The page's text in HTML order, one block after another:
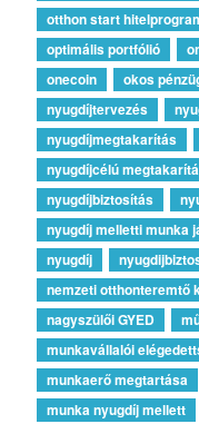
otthon start
optimális portfólió
onecoin
okos
nyugdíjtervezés
nyugdíjmegtakarítás
nyugdíjcélú
nyugdíjbiztosítás
nyugdíj melletti munka
nyugdíj
nemzeti otthonteremtő
nagyszülői GYED
munkavállalói
munkaerő megtartása
munka nyugdíj mellett